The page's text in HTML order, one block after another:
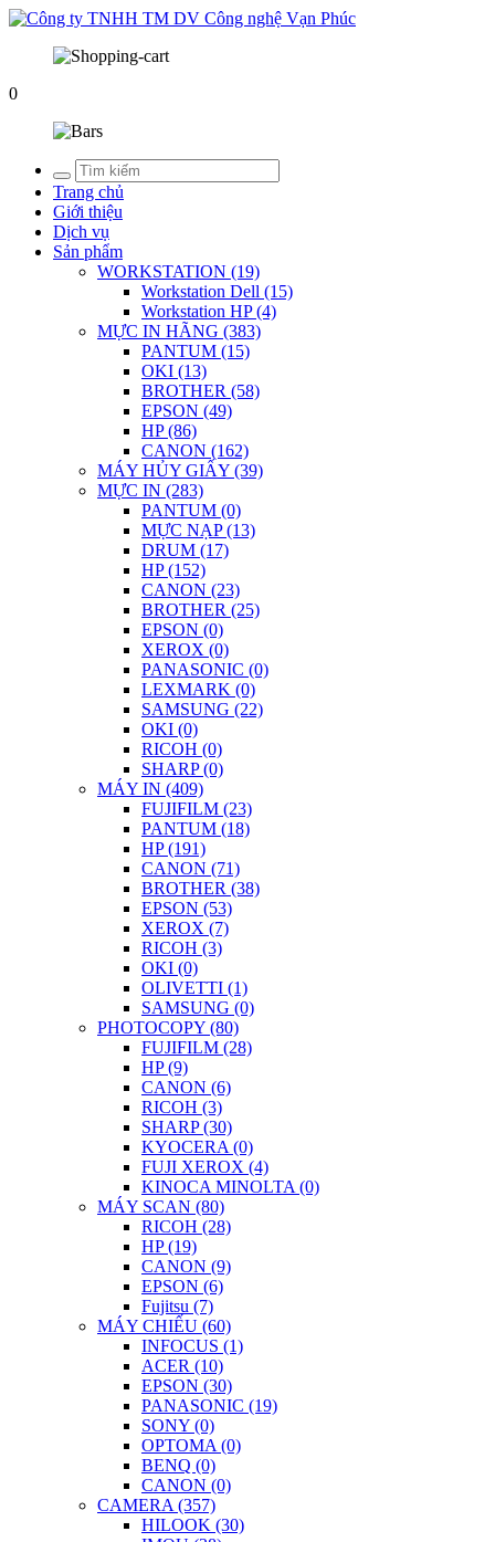
0
Trang chủ
Giới thiệu
Dịch vụ
Sản phẩm
WORKSTATION (19)
Workstation Dell (15)
Workstation HP (4)
MỰC IN HÃNG (383)
PANTUM (15)
OKI (13)
BROTHER (58)
EPSON (49)
HP (86)
CANON (162)
MÁY HỦY GIẤY (39)
MỰC IN (283)
PANTUM (0)
MỰC NẠP (13)
DRUM (17)
HP (152)
CANON (23)
BROTHER (25)
EPSON (0)
XEROX (0)
PANASONIC (0)
LEXMARK (0)
SAMSUNG (22)
OKI (0)
RICOH (0)
SHARP (0)
MÁY IN (409)
FUJIFILM (23)
PANTUM (18)
HP (191)
CANON (71)
BROTHER (38)
EPSON (53)
XEROX (7)
RICOH (3)
OKI (0)
OLIVETTI (1)
SAMSUNG (0)
PHOTOCOPY (80)
FUJIFILM (28)
HP (9)
CANON (6)
RICOH (3)
SHARP (30)
KYOCERA (0)
FUJI XEROX (4)
KINOCA MINOLTA (0)
MÁY SCAN (80)
RICOH (28)
HP (19)
CANON (9)
EPSON (6)
Fujitsu (7)
MÁY CHIẾU (60)
INFOCUS (1)
ACER (10)
EPSON (30)
PANASONIC (19)
SONY (0)
OPTOMA (0)
BENQ (0)
CANON (0)
CAMERA (357)
HILOOK (30)